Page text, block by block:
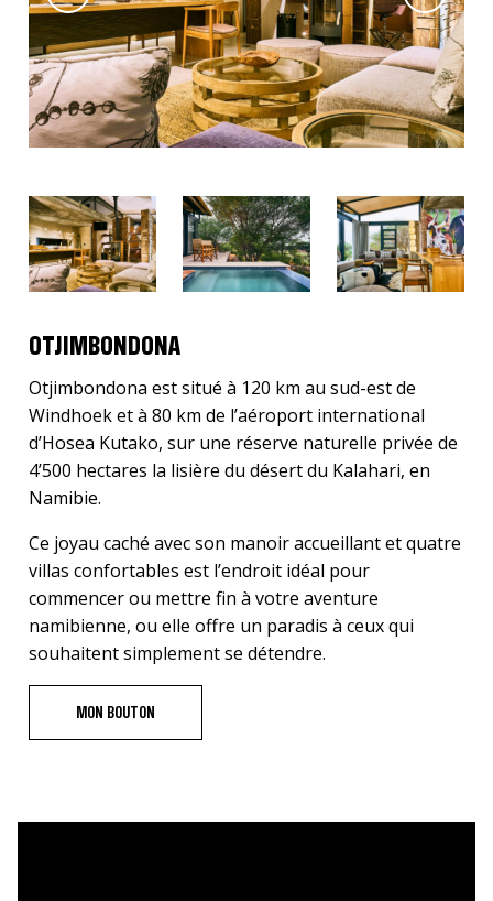
OTJIMBONDONA
Otjimbondona est situé à 120 km au sud-est de
Windhoek et à 80 km de l’aéroport international
d’Hosea Kutako, sur une réserve naturelle privée de
4’500 hectares la lisière du désert du Kalahari, en
Namibie.
Ce joyau caché avec son manoir accueillant et quatre
villas confortables est l’endroit idéal pour
commencer ou mettre fin à votre aventure
namibienne, ou elle offre un paradis à ceux qui
souhaitent simplement se détendre.
MON BOUTON